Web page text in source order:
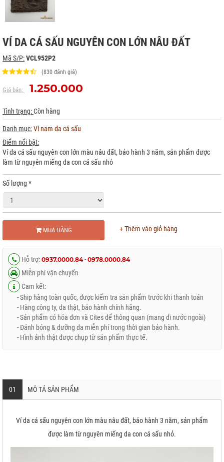
VÍ DA CÁ SẤU NGUYÊN CON LỚN NÂU ĐẤT
Mã S/P:VCL952P2
(830 đánh giá)
Giá bán: 1.250.000
Tình trạng:Còn hàng
Danh mục:Ví nam da cá sấu
Điểm nổi bật:
Ví da cá sấu nguyên con lớn màu nâu đất, bảo hành 3 năm, sản phẩm được
làm từ nguyên miếng da con cá sấu nhỏ
Số lượng *
MUA HÀNG + Thêm vào giỏ hàng
Hỗ trợ: 0937.0000.84- 0978.0000.84
Miễn phí vận chuyển
Cam kết:
- Ship hàng toàn quốc, được kiểm tra sản phẩm trước khi thanh toán
- Hàng công ty, da thật, bảo hành chính hãng.
- Sản phẩm có hóa đơn và Cites để thông quan (mang đi nước ngoài)
- Đánh bóng & dưỡng da miễn phí trong thời gian bảo hành.
- Hình ảnh thật được chụp từ sản phẩm thực tế.
01 MÔ TẢ SẢN PHẨM
Ví da cá sấu nguyên con lớn màu nâu đất, bảo hành 3 năm, sản phẩm
được làm từ nguyên miếng da con cá sấu nhỏ.